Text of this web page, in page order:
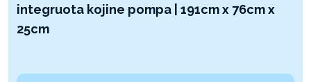
integruota kojine pompa | 191cm x 76cm x
25cm